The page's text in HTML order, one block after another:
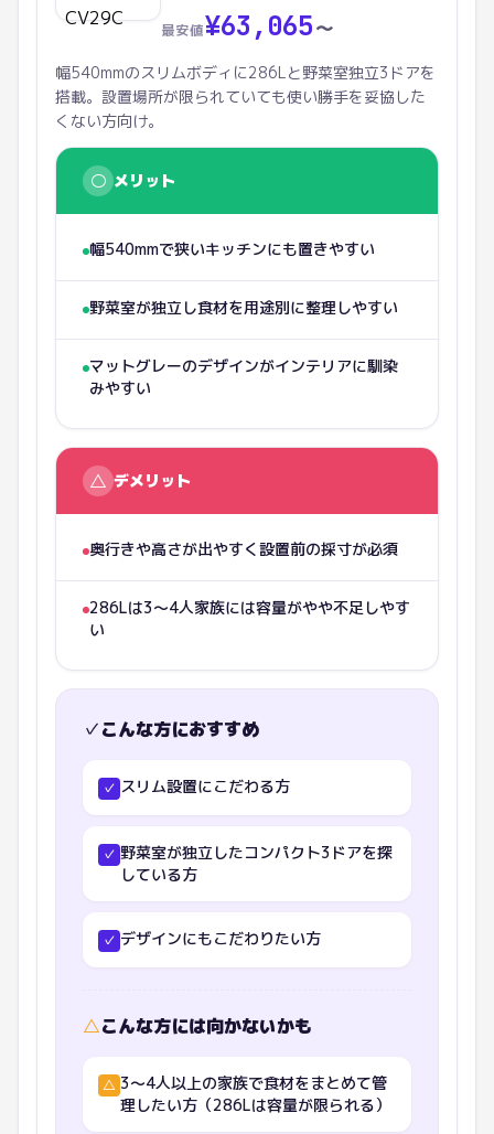
最安値¥63,065〜
幅540mmのスリムボディに286Lと野菜室独立3ドアを
搭載。設置場所が限られていても使い勝手を妥協した
くない方向け。
○ メリット
幅540mmで狭いキッチンにも置きやすい
野菜室が独立し食材を用途別に整理しやすい
マットグレーのデザインがインテリアに馴染
みやすい
△ デメリット
奥行きや高さが出やすく設置前の採寸が必須
286Lは3〜4人家族には容量がやや不足しやす
い
✓こんな方におすすめ
✓ スリム設置にこだわる方
✓ 野菜室が独立したコンパクト3ドアを探
している方
✓ デザインにもこだわりたい方
△こんな方には向かないかも
△ 3〜4人以上の家族で食材をまとめて管
理したい方（286Lは容量が限られる）